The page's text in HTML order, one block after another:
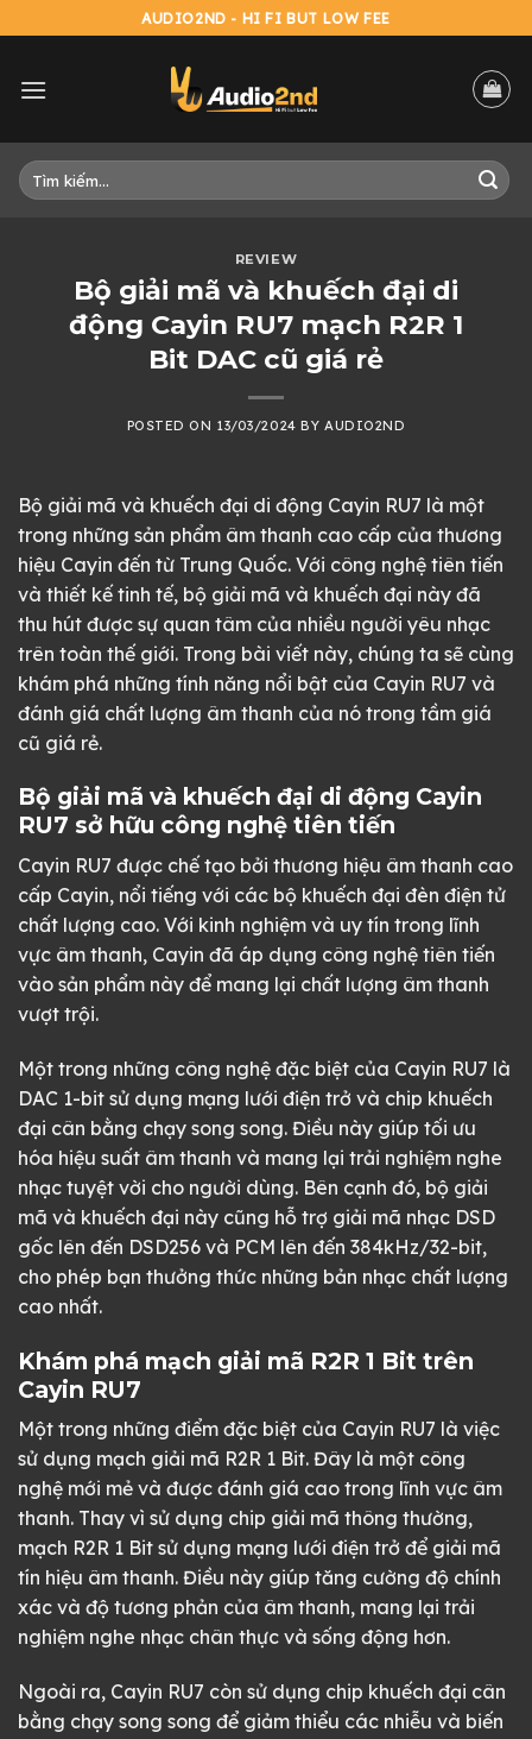
to
AUDIO2ND - HI FI BUT LOW FEE
Tìm
kiếm:
REVIEW
Bộ giải mã và khuếch đại di
động Cayin RU7 mạch R2R 1
Bit DAC cũ giá rẻ
POSTED ON 13/03/2024 BY AUDIO2ND
Bộ giải mã và khuếch đại di động Cayin RU7 là một
trong những sản phẩm âm thanh cao cấp của thương
hiệu Cayin đến từ Trung Quốc. Với công nghệ tiên tiến
và thiết kế tinh tế, bộ giải mã và khuếch đại này đã
thu hút được sự quan tâm của nhiều người yêu nhạc
trên toàn thế giới. Trong bài viết này, chúng ta sẽ cùng
khám phá những tính năng nổi bật của Cayin RU7 và
đánh giá chất lượng âm thanh của nó trong tầm giá
cũ giá rẻ.
Bộ giải mã và khuếch đại di động Cayin
RU7 sở hữu công nghệ tiên tiến
Cayin RU7 được chế tạo bởi thương hiệu âm thanh cao
cấp Cayin, nổi tiếng với các bộ khuếch đại đèn điện tử
chất lượng cao. Với kinh nghiệm và uy tín trong lĩnh
vực âm thanh, Cayin đã áp dụng công nghệ tiên tiến
vào sản phẩm này để mang lại chất lượng âm thanh
vượt trội.
Một trong những công nghệ đặc biệt của Cayin RU7 là
DAC 1-bit sử dụng mạng lưới điện trở và chip khuếch
đại cân bằng chạy song song. Điều này giúp tối ưu
hóa hiệu suất âm thanh và mang lại trải nghiệm nghe
nhạc tuyệt vời cho người dùng. Bên cạnh đó, bộ giải
mã và khuếch đại này cũng hỗ trợ giải mã nhạc DSD
gốc lên đến DSD256 và PCM lên đến 384kHz/32-bit,
cho phép bạn thưởng thức những bản nhạc chất lượng
cao nhất.
Khám phá mạch giải mã R2R 1 Bit trên
Cayin RU7
Một trong những điểm đặc biệt của Cayin RU7 là việc
sử dụng mạch giải mã R2R 1 Bit. Đây là một công
nghệ mới mẻ và được đánh giá cao trong lĩnh vực âm
thanh. Thay vì sử dụng chip giải mã thông thường,
mạch R2R 1 Bit sử dụng mạng lưới điện trở để giải mã
tín hiệu âm thanh. Điều này giúp tăng cường độ chính
xác và độ tương phản của âm thanh, mang lại trải
nghiệm nghe nhạc chân thực và sống động hơn.
Ngoài ra, Cayin RU7 còn sử dụng chip khuếch đại cân
bằng chạy song song để giảm thiểu các nhiễu và biến